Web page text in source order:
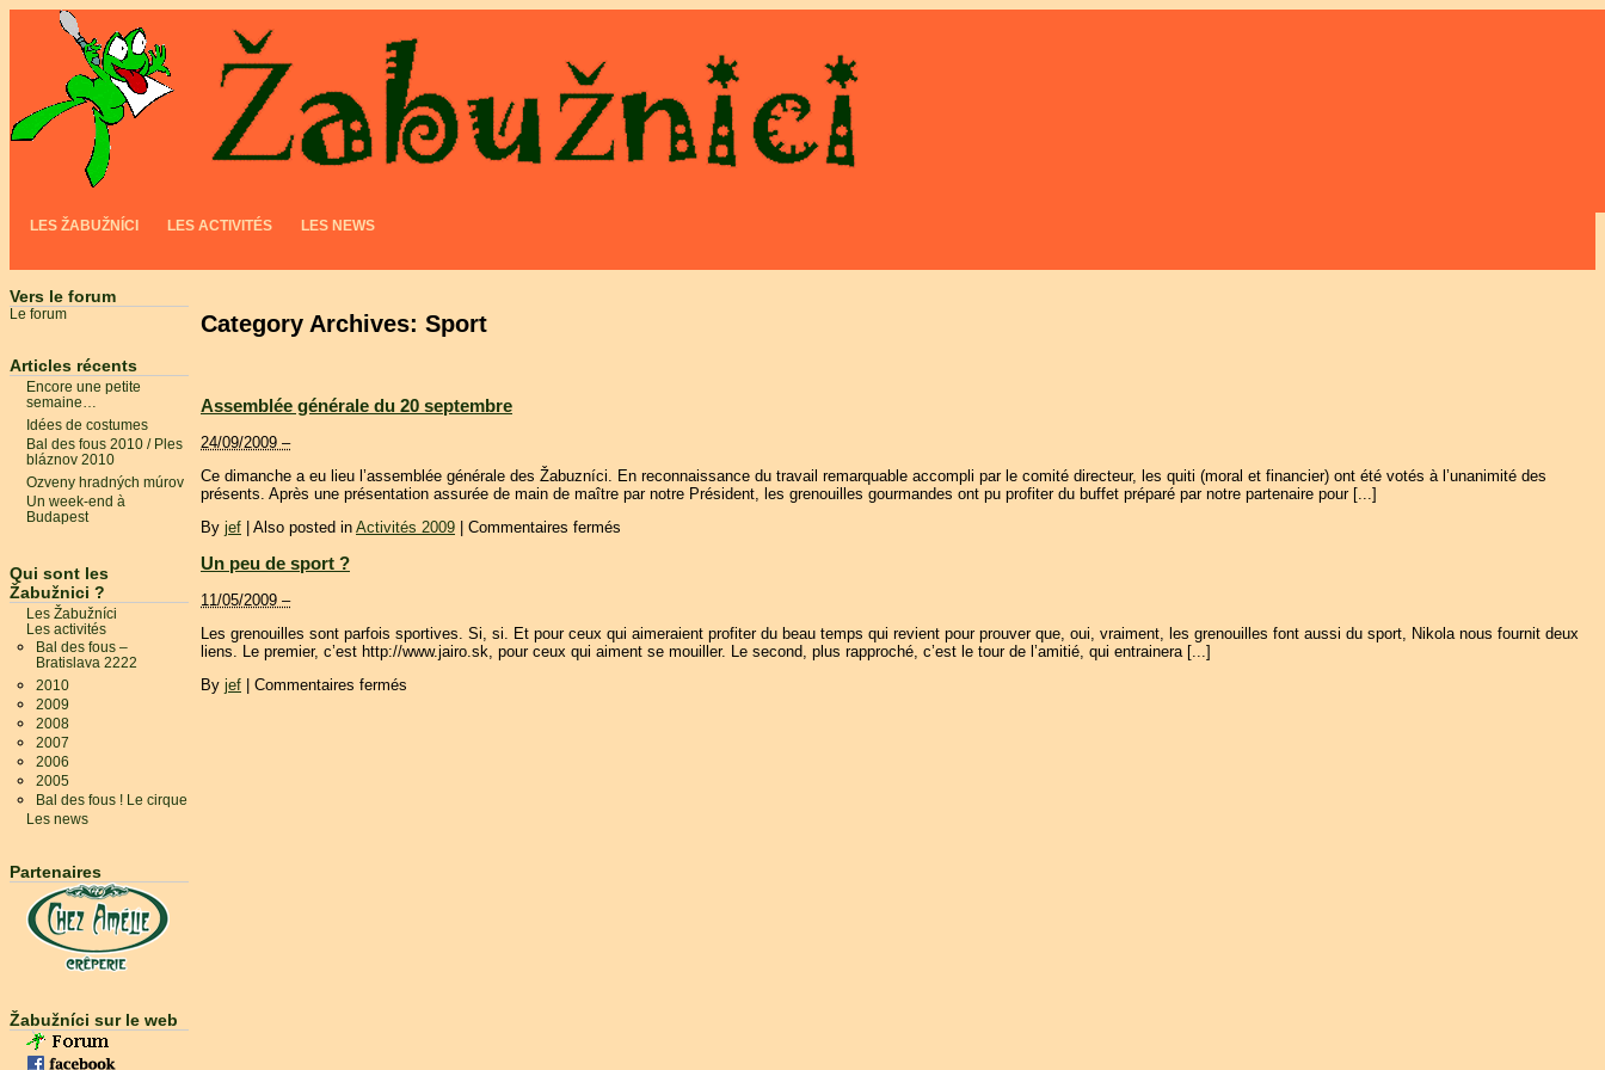
LES ŽABUŽNÍCI LES ACTIVITÉS LES NEWS
Category Archives: Sport
Assemblée générale du 20 septembre
24/09/2009 –
Ce dimanche a eu lieu l’assemblée générale des Žabuzníci. En reconnaissance du travail remarquable accompli par le comité directeur, les quiti (moral et financier) ont été votés à l’unanimité des
présents. Après une présentation assurée de main de maître par notre Président, les grenouilles gourmandes ont pu profiter du buffet préparé par notre partenaire pour [...]
By jef | Also posted in Activités 2009 | Commentaires fermés
Un peu de sport ?
11/05/2009 –
Les grenouilles sont parfois sportives. Si, si. Et pour ceux qui aimeraient profiter du beau temps qui revient pour prouver que, oui, vraiment, les grenouilles font aussi du sport, Nikola nous fournit deux
liens. Le premier, c’est http://www.jairo.sk, pour ceux qui aiment se mouiller. Le second, plus rapproché, c’est le tour de l’amitié, qui entrainera [...]
By jef Commentaires fermés
Vers le forum
Le forum
Articles récents
Encore une petite
semaine…
Idées de costumes
Bal des fous 2010 / Ples
bláznov 2010
Ozveny hradných múrov
Un week-end à
Budapest
Qui sont les
Žabužnici ?
Les Žabužníci
Les activités
Bal des fous –
Bratislava 2222
2010
2009
2008
2007
2006
2005
Bal des fous ! Le cirque
Les news
Partenaires
Žabužníci sur le web